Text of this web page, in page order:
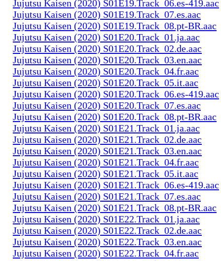
Jujutsu Kaisen (2020) S01E19.Track_06.es-419.aac
Jujutsu Kaisen (2020) S01E19.Track_07.es.aac
Jujutsu Kaisen (2020) S01E19.Track_08.pt-BR.aac
Jujutsu Kaisen (2020) S01E20.Track_01.ja.aac
Jujutsu Kaisen (2020) S01E20.Track_02.de.aac
Jujutsu Kaisen (2020) S01E20.Track_03.en.aac
Jujutsu Kaisen (2020) S01E20.Track_04.fr.aac
Jujutsu Kaisen (2020) S01E20.Track_05.it.aac
Jujutsu Kaisen (2020) S01E20.Track_06.es-419.aac
Jujutsu Kaisen (2020) S01E20.Track_07.es.aac
Jujutsu Kaisen (2020) S01E20.Track_08.pt-BR.aac
Jujutsu Kaisen (2020) S01E21.Track_01.ja.aac
Jujutsu Kaisen (2020) S01E21.Track_02.de.aac
Jujutsu Kaisen (2020) S01E21.Track_03.en.aac
Jujutsu Kaisen (2020) S01E21.Track_04.fr.aac
Jujutsu Kaisen (2020) S01E21.Track_05.it.aac
Jujutsu Kaisen (2020) S01E21.Track_06.es-419.aac
Jujutsu Kaisen (2020) S01E21.Track_07.es.aac
Jujutsu Kaisen (2020) S01E21.Track_08.pt-BR.aac
Jujutsu Kaisen (2020) S01E22.Track_01.ja.aac
Jujutsu Kaisen (2020) S01E22.Track_02.de.aac
Jujutsu Kaisen (2020) S01E22.Track_03.en.aac
Jujutsu Kaisen (2020) S01E22.Track_04.fr.aac